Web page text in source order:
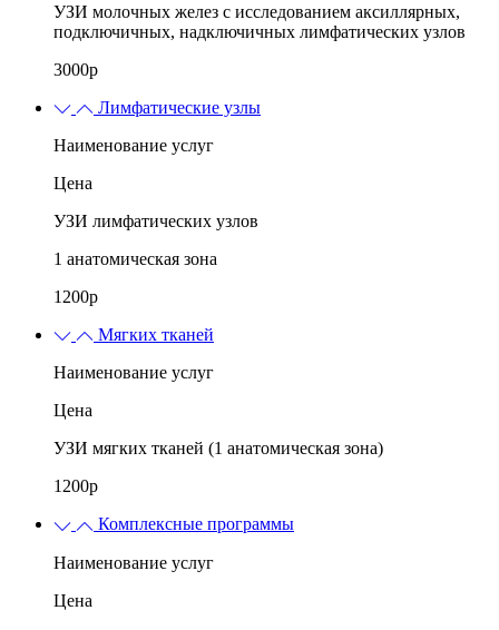
УЗИ молочных желез с исследованием аксиллярных,
подключичных, надключичных лимфатических узлов
3000р
Лимфатические узлы
Наименование услуг
Цена
УЗИ лимфатических узлов
1 анатомическая зона
1200р
Мягких тканей
Наименование услуг
Цена
УЗИ мягких тканей (1 анатомическая зона)
1200р
Комплексные программы
Наименование услуг
Цена